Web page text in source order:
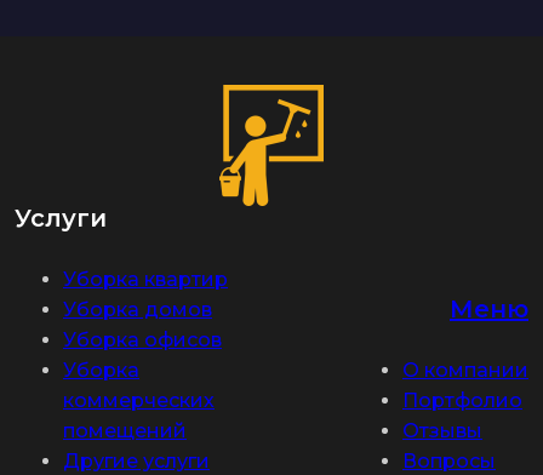
Услуги
Уборка квартир
Уборка домов
Уборка офисов
Уборка
коммерческих
помещений
Другие услуги
Меню
О компании
Портфолио
Отзывы
Вопросы